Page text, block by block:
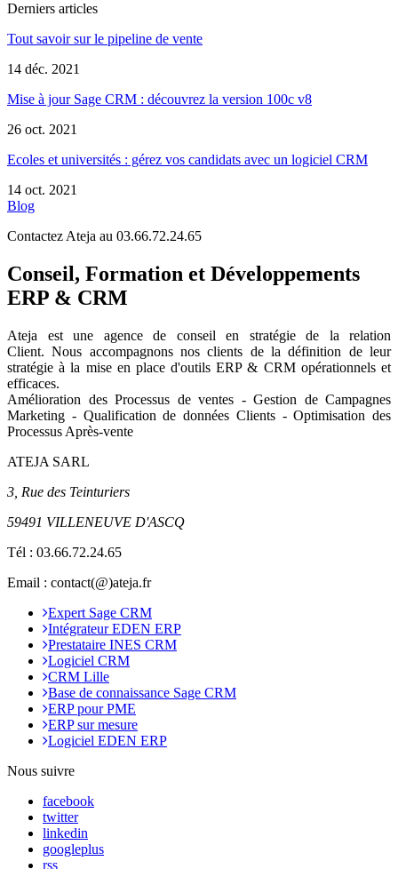
Derniers articles
Tout savoir sur le pipeline de vente
14 déc. 2021
Mise à jour Sage CRM : découvrez la version 100c v8
26 oct. 2021
Ecoles et universités : gérez vos candidats avec un logiciel CRM
14 oct. 2021
Blog
Contactez Ateja au 03.66.72.24.65
Conseil, Formation et Développements
ERP & CRM
Ateja est une agence de conseil en stratégie de la relation
Client.Nous accompagnons nos clients de la définition de leur
stratégie à la mise en place d'outils ERP & CRM opérationnels et
efficaces.
Amélioration des Processus de ventes - Gestion de Campagnes
Marketing - Qualification de données Clients - Optimisation des
Processus Après-vente
ATEJA SARL
3, Rue des Teinturiers
59491 VILLENEUVE D'ASCQ
Tél : 03.66.72.24.65
Email : contact(@)ateja.fr
Expert Sage CRM
Intégrateur EDEN ERP
Prestataire INES CRM
Logiciel CRM
CRM Lille
Base de connaissance Sage CRM
ERP pour PME
ERP sur mesure
Logiciel EDEN ERP
Nous suivre
facebook
twitter
linkedin
googleplus
rss